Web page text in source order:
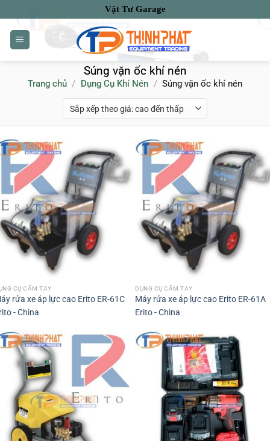
qua
dung
Vật Tư Garage
Súng vặn ốc khí nén
Trang chủ / Dụng Cụ Khí Nén / Súng vặn ốc khí nén
CỤ CẦM TAY
rửa xe áp lực cao Erito ER-61C
- China
DỤNG CỤ CẦM TAY
Máy rửa xe áp lực cao Erito ER-61A
Erito - China